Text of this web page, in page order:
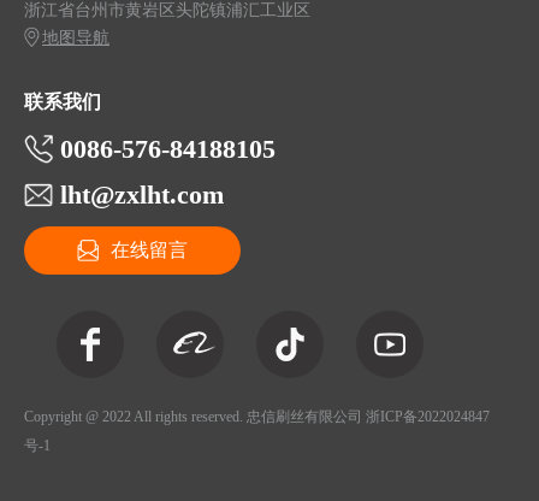
浙江省台州市黄岩区头陀镇浦汇工业区
地图导航
联系我们
0086-576-84188105
lht@zxlht.com
在线留言
Copyright @ 2022 All rights reserved. 忠信刷丝有限公司 浙ICP备2022024847
号-1